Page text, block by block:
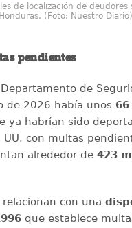
de localización de deudores
(Foto: Nuestro Diario)
pendientes
de
de 2026 había unos
ya habrían sido
UU. con multas
alrededor de 423
relacionan con una
que establece